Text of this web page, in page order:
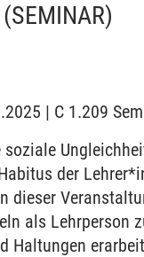
(SEMINAR)
| C 1.209
der
dieser
als Lehrperson
Haltungen